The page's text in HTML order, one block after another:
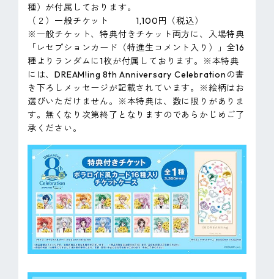
種）が付属しております。
（２）一般チケット 1,100円（税込）
※一般チケット、特典付きチケット両方に、入場特典
「レセプションカード（特進生コメント入り）」全16
種よりランダムに1枚が付属しております。※本特典
には、DREAM!ing 8th Anniversary Celebrationの書
き下ろしメッセージが記載されています。※絵柄はお
選びいただけません。※本特典は、数に限りがありま
す。無くなり次第終了となりますのであらかじめご了
承ください。